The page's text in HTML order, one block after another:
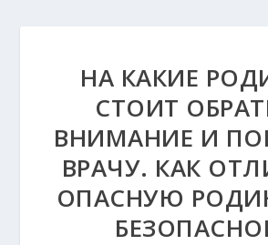
НА КАКИЕ
СТОИТ
ВНИМАНИЕ И
ВРАЧУ. КАК
ОПАСНУЮ